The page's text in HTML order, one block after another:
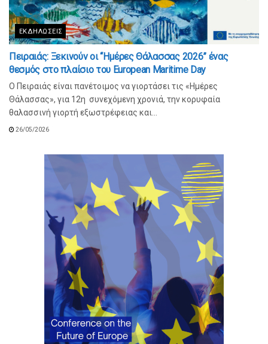
ΕΚΔΗΛΏΣΕΙΣ
Πειραιάς: Ξεκινούν οι “Ημέρες Θάλασσας 2026” ένας
θεσμός στο πλαίσιο του European Maritime Day
O Πειραιάς είναι πανέτοιμος να γιορτάσει τις «Ημέρες
Θάλασσας», για 12η συνεχόμενη χρονιά, την κορυφαία
θαλασσινή γιορτή εξωστρέφειας και...
26/05/2026